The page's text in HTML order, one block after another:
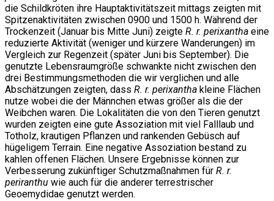
die Schildkröten ihre Hauptaktivitätszeit mittags zeigten mit
Spitzenaktivitäten zwischen 0900 und 1500 h. Während der
Trockenzeit (Januar bis Mitte Juni) zeigte R. r. perixantha eine
reduzierte Aktivität (weniger und kürzere Wanderungen) im
Vergleich zur Regenzeit (später Juni bis September). Die
genutzte Lebensraumgröße schwankte nicht zwischen den
drei Bestimmungsmethoden die wir verglichen und alle
Abschätzungen zeigten, dass R. r. perixantha kleine Flächen
nutze wobei die der Männchen etwas größer als die der
Weibchen waren. Die Lokalitäten die von den Tieren genutzt
wurden zeigten eine gute Assoziation mit viel Falllaub und
Totholz, krautigen Pflanzen und rankenden Gebüsch auf
hügeligem Terrain. Eine negative Assoziation bestand zu
kahlen offenen Flächen. Unsere Ergebnisse können zur
Verbesserung zukünftiger Schutzmaßnahmen für R. r.
periranthu wie auch für die anderer terrestrischer
Geoemydidae genutzt werden.